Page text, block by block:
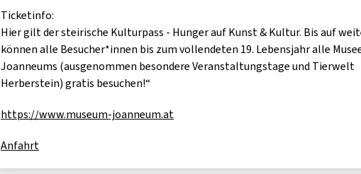
Ticketinfo:
Hier gilt der steirische Kulturpass - Hunger auf Kunst & Kultur. Bis auf
können alle Besucher*innen bis zum vollendeten 19. Lebensjahr alle
Joanneums (ausgenommen besondere Veranstaltungstage und Tierwelt
Herberstein) gratis besuchen!“
https://www.museum-joanneum.at
Anfahrt